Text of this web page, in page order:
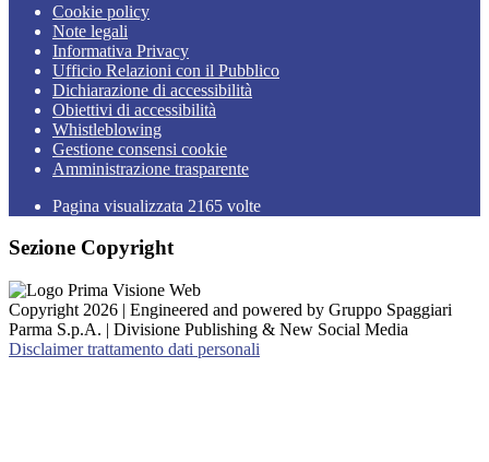
Cookie policy
Note legali
Informativa Privacy
Ufficio Relazioni con il Pubblico
Dichiarazione di accessibilità
Obiettivi di accessibilità
Whistleblowing
Gestione consensi cookie
Amministrazione trasparente
Pagina visualizzata 2165 volte
Sezione Copyright
Copyright 2026 | Engineered and powered by Gruppo Spaggiari
Parma S.p.A. | Divisione Publishing & New Social Media
Disclaimer trattamento dati personali